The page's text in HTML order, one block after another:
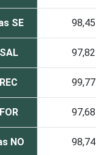
SE 98,45
97,82
99,77
97,68
NO 98,74